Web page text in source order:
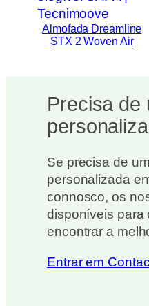
Almofada Dreamline
STX 2 Woven Air
Precisa de
Se precisa de
personalizada
connosco, os
disponíveis para
encontrar a
Entrar em